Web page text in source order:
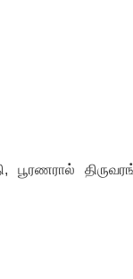
,பூரணரால்